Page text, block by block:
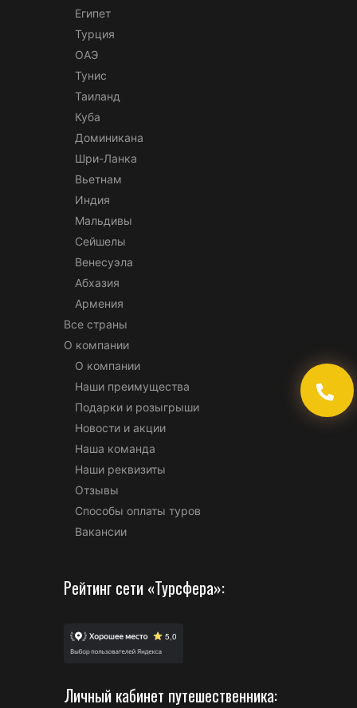
Египет
Турция
ОАЭ
Тунис
Таиланд
Куба
Доминикана
Шри-Ланка
Вьетнам
Индия
Мальдивы
Сейшелы
Венесуэла
Абхазия
Армения
Все страны
О компании
О компании
Наши преимущества
Подарки и розыгрыши
Новости и акции
Наша команда
Наши реквизиты
Отзывы
Способы оплаты туров
Вакансии
Рейтинг сети «Турсфера»:
Личный кабинет путешественника: